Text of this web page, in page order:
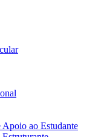
ao Estudante